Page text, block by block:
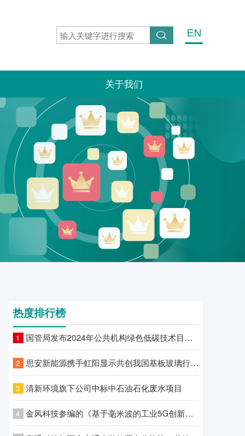
EN
关于我们
热度排行榜
1 国管局发布2024年公共机构绿色低碳技术目录，合一智控荣登榜首！
2 思安新能源携手虹阳显示共创我国基板玻璃行业动能系统能效新纪录暨虹阳显示G8.5+基板玻璃生产线项目一级能效站房挂牌仪式圆满举行
3 清新环境旗下公司中标中石油石化废水项目
4 金风科技参编的《基于毫米波的工业5G创新应用白皮书》发布